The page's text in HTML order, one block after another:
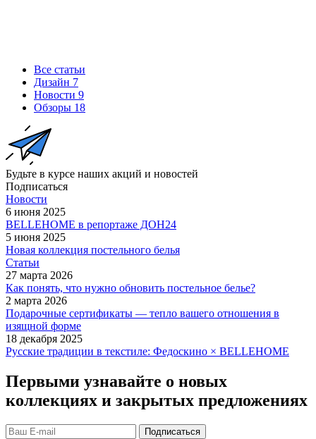
Все статьи
Дизайн 7
Новости 9
Обзоры 18
Будьте в курсе наших акций и новостей
Подписаться
Новости
6 июня 2025
BELLEHOME в репортаже ДОН24
5 июня 2025
Новая коллекция постельного белья
Статьи
27 марта 2026
Как понять, что нужно обновить постельное белье?
2 марта 2026
Подарочные сертификаты — тепло вашего отношения в
изящной форме
18 декабря 2025
Русские традиции в текстиле: Федоскино × BELLEHOME
Первыми узнавайте о новых
коллекциях и закрытых предложениях
Подписаться